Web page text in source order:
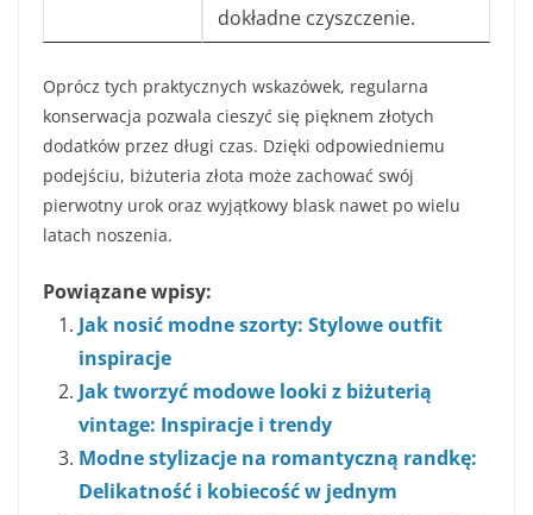
dokładne czyszczenie.
Oprócz tych praktycznych wskazówek, regularna
konserwacja pozwala cieszyć się pięknem złotych
dodatków przez długi czas. Dzięki odpowiedniemu
podejściu, biżuteria złota może zachować swój
pierwotny urok oraz wyjątkowy blask nawet po wielu
latach noszenia.
Powiązane wpisy:
Jak nosić modne szorty: Stylowe outfit
inspiracje
Jak tworzyć modowe looki z biżuterią
vintage: Inspiracje i trendy
Modne stylizacje na romantyczną randkę:
Delikatność i kobiecość w jednym